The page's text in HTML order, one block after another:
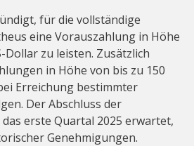
für die vollständige
eine Vorauszahlung in Höhe
Dollar zu leisten. Zusätzlich
in Höhe von bis zu 150
Erreichung bestimmter
Der Abschluss der
erste Quartal 2025 erwartet,
Genehmigungen.